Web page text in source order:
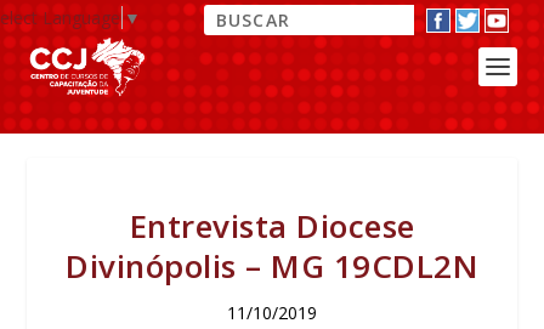
Language▼
Entrevista Diocese
Divinópolis – MG 19CDL2N
11/10/2019